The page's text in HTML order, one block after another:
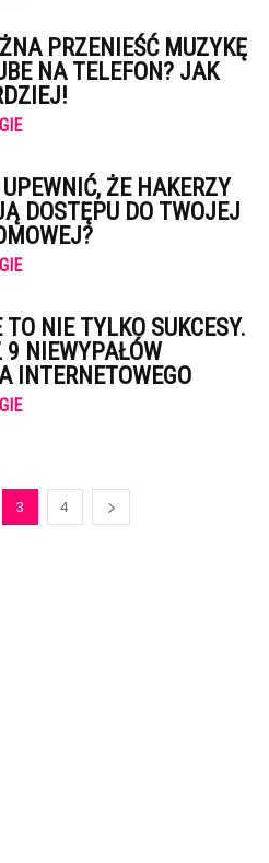
PRZENIEŚĆ MUZYKĘ
NA TELEFON? JAK
ŻE HAKERZY
DOSTĘPU DO TWOJEJ
TO NIE TYLKO SUKCESY.
9 NIEWYPAŁÓW
INTERNETOWEGO
3 4